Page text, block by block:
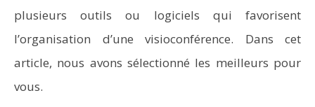
plusieurs outils ou logiciels qui favorisent
l’organisation d’une visioconférence. Dans cet
article, nous avons sélectionné les meilleurs pour
vous.